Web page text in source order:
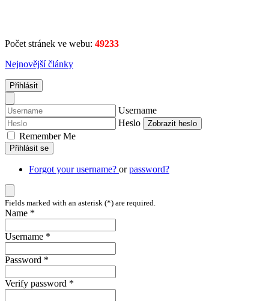
Počet stránek ve webu: 49233
Nejnovější články
Přihlásit
Username
Heslo
Zobrazit heslo
Remember Me
Přihlásit se
Forgot your username? orpassword?
Fields marked with an asterisk (*) are required.
Name *
Username *
Password *
Verify password *